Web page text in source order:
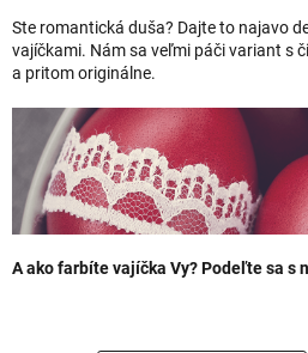
Ste romantická duša? Dajte to najavo
vajíčkami. Nám sa veľmi páči variant s
a pritom originálne.
A ako farbíte vajíčka Vy? Podeľte sa s